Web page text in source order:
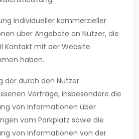
individueller kommerzieller
über Angebote an Nutzer, die
Kontakt mit der Website
haben.
der durch den Nutzer
Verträge, insbesondere die
von Informationen über
vom Parkplatz sowie die
von Informationen von der